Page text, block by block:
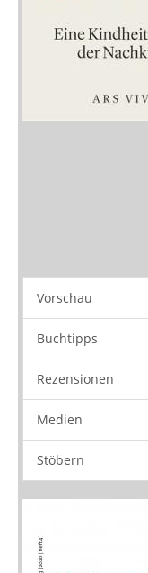
Vorschau
Buchtipps
Rezensionen
Medien
Stöbern